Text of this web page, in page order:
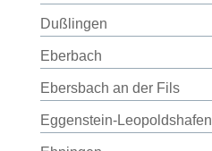
Dußlingen
Eberbach
Ebersbach an der Fils
Eggenstein-Leopoldshafen